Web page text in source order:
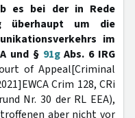
es bei der in Rede
überhaupt um die
im
und § 91gAbs. 6 IRG
of Appeal[Criminal
Crim 128, CRi
Nr. 30 der RL EEA),
aber nicht vor